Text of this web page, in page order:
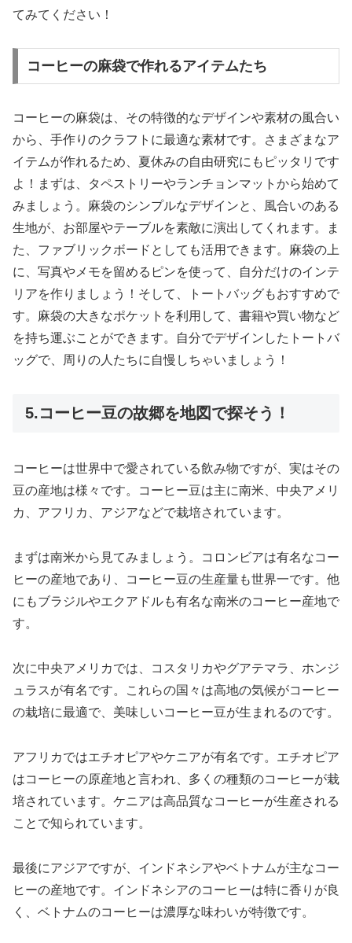
てみてください！
コーヒーの麻袋で作れるアイテムたち
コーヒーの麻袋は、その特徴的なデザインや素材の風合い
から、手作りのクラフトに最適な素材です。さまざまなア
イテムが作れるため、夏休みの自由研究にもピッタリです
よ！まずは、タペストリーやランチョンマットから始めて
みましょう。麻袋のシンプルなデザインと、風合いのある
生地が、お部屋やテーブルを素敵に演出してくれます。ま
た、ファブリックボードとしても活用できます。麻袋の上
に、写真やメモを留めるピンを使って、自分だけのインテ
リアを作りましょう！そして、トートバッグもおすすめで
す。麻袋の大きなポケットを利用して、書籍や買い物など
を持ち運ぶことができます。自分でデザインしたトートバ
ッグで、周りの人たちに自慢しちゃいましょう！
5.コーヒー豆の故郷を地図で探そう！
コーヒーは世界中で愛されている飲み物ですが、実はその
豆の産地は様々です。コーヒー豆は主に南米、中央アメリ
カ、アフリカ、アジアなどで栽培されています。
まずは南米から見てみましょう。コロンビアは有名なコー
ヒーの産地であり、コーヒー豆の生産量も世界一です。他
にもブラジルやエクアドルも有名な南米のコーヒー産地で
す。
次に中央アメリカでは、コスタリカやグアテマラ、ホンジ
ュラスが有名です。これらの国々は高地の気候がコーヒー
の栽培に最適で、美味しいコーヒー豆が生まれるのです。
アフリカではエチオピアやケニアが有名です。エチオピア
はコーヒーの原産地と言われ、多くの種類のコーヒーが栽
培されています。ケニアは高品質なコーヒーが生産される
ことで知られています。
最後にアジアですが、インドネシアやベトナムが主なコー
ヒーの産地です。インドネシアのコーヒーは特に香りが良
く、ベトナムのコーヒーは濃厚な味わいが特徴です。